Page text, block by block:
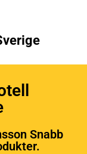
Snabb